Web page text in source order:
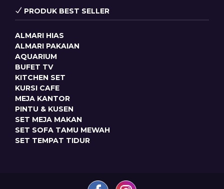
PRODUK BEST SELLER
ALMARI HIAS
ALMARI PAKAIAN
AQUARIUM
BUFET TV
KITCHEN SET
KURSI CAFE
MEJA KANTOR
PINTU & KUSEN
SET MEJA MAKAN
SET SOFA TAMU MEWAH
SET TEMPAT TIDUR